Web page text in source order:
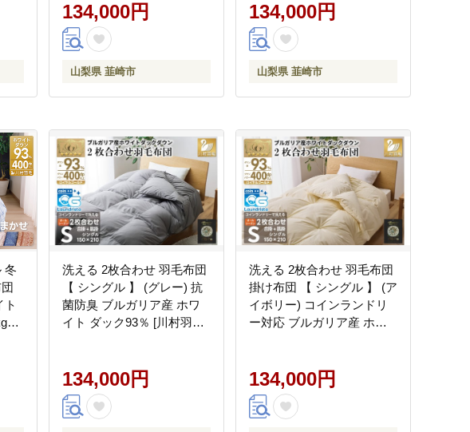
山
布団 寝具 ロイヤルゴール
ド 400dp 収納袋付 日本製
国産 抗菌 防臭
134,000円
山梨県 韮崎市
布団 寝具 ロイヤルゴール
ド 400dp 収納袋付 日本製
国産 抗菌 防臭
134,000円
山梨県 韮崎市
冬
ト
洗える 2枚合わせ 羽毛布団
【 シングル 】 (グレー) 抗
菌防臭 ブルガリア産 ホワ
イト ダック93％ [川村羽毛
ルシーズン 夏用 冬用 コイ
ンランドリー対応
134,000円
洗える 2枚合わせ 羽毛布団
掛け布団 【 シングル 】 (ア
イボリー) コインランドリ
ー対応 ブルガリア産 ホワ
ズン 夏用 冬用 ふとん 寝具
[川村羽毛 山梨県 韮崎市
20745097]
134,000円